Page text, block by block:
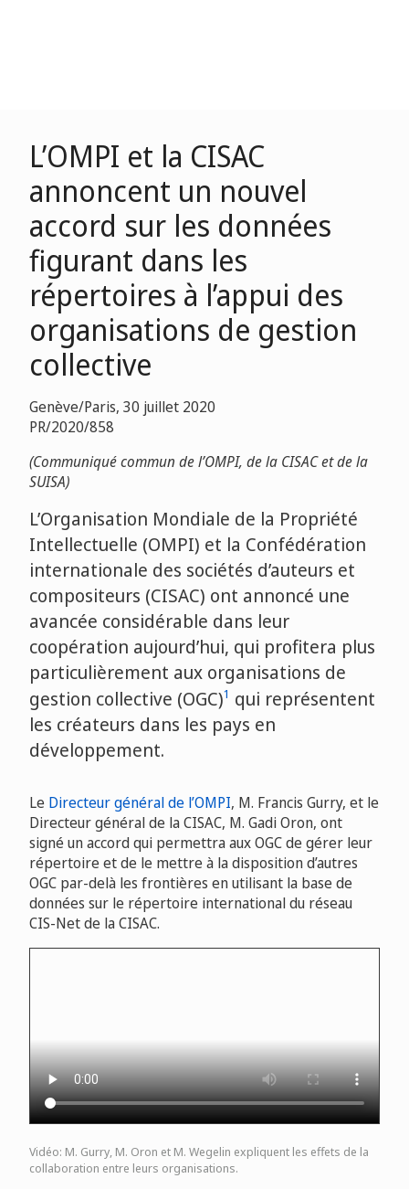
L’OMPI et la CISAC
annoncent un nouvel
accord sur les données
figurant dans les
répertoires à l’appui des
organisations de gestion
collective
Genève/Paris, 30 juillet 2020
PR/2020/858
(Communiqué commun de l’OMPI, de la CISAC et de la
SUISA)
L’Organisation Mondiale de la Propriété
Intellectuelle (OMPI) et la Confédération
internationale des sociétés d’auteurs et
compositeurs (CISAC) ont annoncé une
avancée considérable dans leur
coopération aujourd’hui, qui profitera plus
particulièrement aux organisations de
gestion collective (OGC)1 qui représentent
les créateurs dans les pays en
développement.
Le Directeur général de l’OMPI, M. Francis Gurry, et le
Directeur général de la CISAC, M. Gadi Oron, ont
signé un accord qui permettra aux OGC de gérer leur
répertoire et de le mettre à la disposition d’autres
OGC par-delà les frontières en utilisant la base de
données sur le répertoire international du réseau
CIS-Net de la CISAC.
Vidéo: M. Gurry, M. Oron et M. Wegelin expliquent les effets de la
collaboration entre leurs organisations.